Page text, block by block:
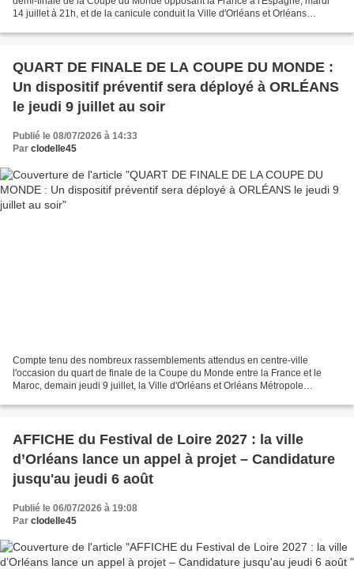
14 juillet à 21h, et de la canicule conduit la Ville d'Orléans et Orléans
QUART DE FINALE DE LA COUPE DU MONDE :
Un dispositif préventif sera déployé à ORLÉANS
le jeudi 9 juillet au soir
Publié le 08/07/2026 à 14:33
Par clodelle45
Compte tenu des nombreux rassemblements attendus en centre-ville
l'occasion du quart de finale de la Coupe du Monde entre la France et le
Maroc, demain jeudi 9 juillet, la Ville d'Orléans et Orléans Métropole
AFFICHE du Festival de Loire 2027 : la ville
d’Orléans lance un appel à projet – Candidature
jusqu'au jeudi 6 août
Publié le 06/07/2026 à 19:08
Par clodelle45